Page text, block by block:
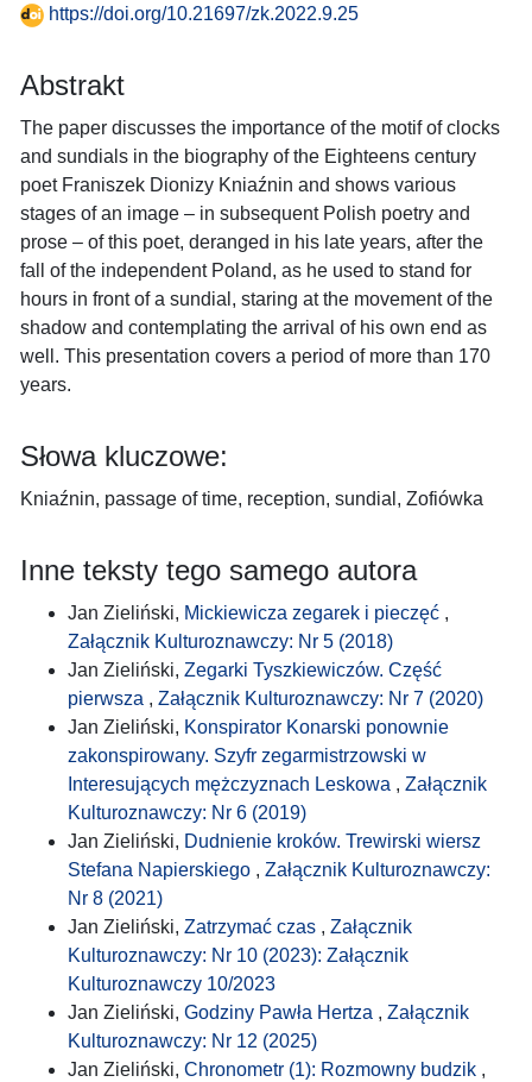
https://doi.org/10.21697/zk.2022.9.25
Abstrakt
The paper discusses the importance of the motif of clocks
and sundials in the biography of the Eighteens century
poet Franiszek Dionizy Kniaźnin and shows various
stages of an image – in subsequent Polish poetry and
prose – of this poet, deranged in his late years, after the
fall of the independent Poland, as he used to stand for
hours in front of a sundial, staring at the movement of the
shadow and contemplating the arrival of his own end as
well. This presentation covers a period of more than 170
years.
Słowa kluczowe:
Kniaźnin, passage of time, reception, sundial, Zofiówka
Inne teksty tego samego autora
Jan Zieliński, Mickiewicza zegarek i pieczęć ,
Załącznik Kulturoznawczy: Nr 5 (2018)
Jan Zieliński, Zegarki Tyszkiewiczów. Część
pierwsza , Załącznik Kulturoznawczy: Nr 7 (2020)
Jan Zieliński, Konspirator Konarski ponownie
zakonspirowany. Szyfr zegarmistrzowski w
Interesujących mężczyznach Leskowa , Załącznik
Kulturoznawczy: Nr 6 (2019)
Jan Zieliński, Dudnienie kroków. Trewirski wiersz
Stefana Napierskiego , Załącznik Kulturoznawczy:
Nr 8 (2021)
Jan Zieliński, Zatrzymać czas , Załącznik
Kulturoznawczy: Nr 10 (2023): Załącznik
Kulturoznawczy 10/2023
Jan Zieliński, Godziny Pawła Hertza , Załącznik
Kulturoznawczy: Nr 12 (2025)
Jan Zieliński, Chronometr (1): Rozmowny budzik ,